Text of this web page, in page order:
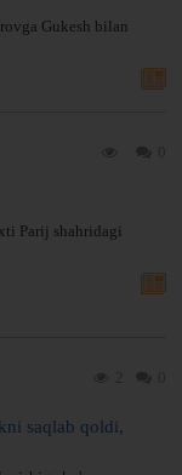
Gukesh bilan
Parij shahridagi
saqlab qoldi,